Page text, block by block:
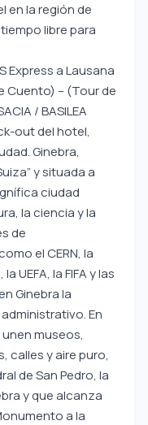
en la región de
libre para
Express a Lausana
Cuento) – (Tour de
/ BASILEA
out del hotel,
Ginebra,
y situada a
ciudad
la ciencia y la
de
el CERN, la
UEFA, la FIFA y las
Ginebra la
En
museos,
calles y aire puro,
de San Pedro, la
y que alcanza
a la